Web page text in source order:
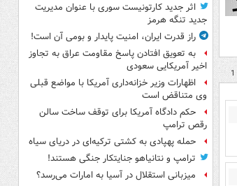
اثر جدید کارتونیست سوری با عنوان مدیریت
جدید تنگه هرمز
راز قدرت ایران، امنیت پایدار و بومی آن است!
به تعویق افتادن پاسخ مقاومت عراق به تجاوز
اخیر آمریکایی سعودی
اظهارات وزیر خزانه‌داری آمریکا با مواضع قبلی
وی متناقض است
حکم دادگاه آمریکا برای توقف ساخت سالن
رقص ترامپ
حمله پهپادی به کشتی ترکیه‌ای در دریای سیاه
ترامپ و نتانیاهو جنایتکار جنگی هستند!
میزبانی استقلال در آسیا به امارات می‌رسد؟